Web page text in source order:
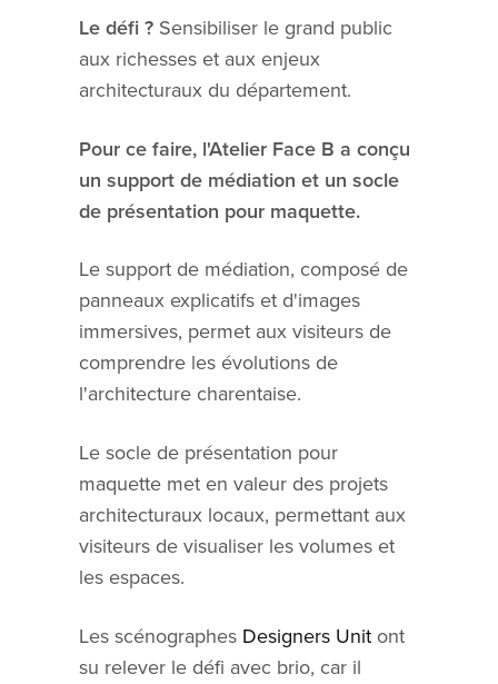
Le défi ? Sensibiliser le grand public
aux richesses et aux enjeux
architecturaux du département.
Pour ce faire, l'Atelier Face B a conçu
un support de médiation et un socle
de présentation pour maquette.
Le support de médiation, composé de
panneaux explicatifs et d'images
immersives, permet aux visiteurs de
comprendre les évolutions de
l'architecture charentaise.
Le socle de présentation pour
maquette met en valeur des projets
architecturaux locaux, permettant aux
visiteurs de visualiser les volumes et
les espaces.
Les scénographes Designers Unit ont
su relever le défi avec brio, car il